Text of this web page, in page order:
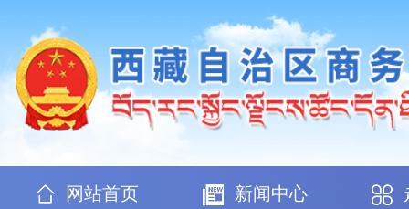
网站首页 新闻中心